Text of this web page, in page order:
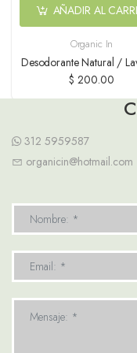
Organic In
Desodorante Natural /
$ 200.00
AÑADIR AL
312 5959587
organicin@hotmail.com
Nombre: *
Email: *